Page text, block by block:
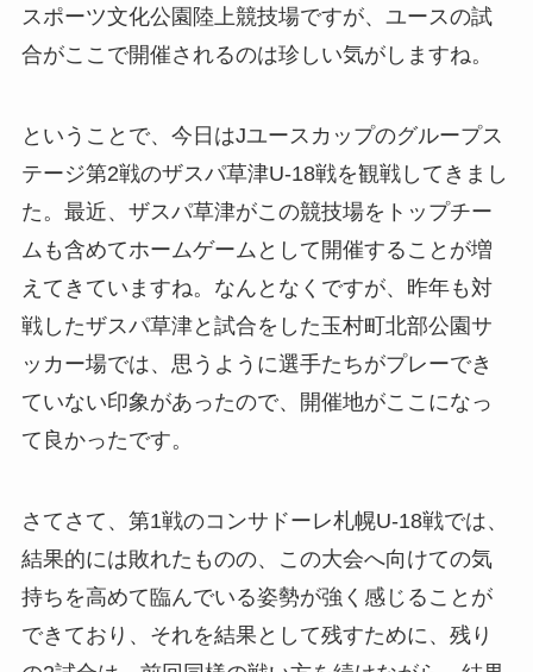
スポーツ文化公園陸上競技場ですが、ユースの試
合がここで開催されるのは珍しい気がしますね。
ということで、今日はJユースカップのグループス
テージ第2戦のザスパ草津U-18戦を観戦してきまし
た。最近、ザスパ草津がこの競技場をトップチー
ムも含めてホームゲームとして開催することが増
えてきていますね。なんとなくですが、昨年も対
戦したザスパ草津と試合をした玉村町北部公園サ
ッカー場では、思うように選手たちがプレーでき
ていない印象があったので、開催地がここになっ
て良かったです。
さてさて、第1戦のコンサドーレ札幌U-18戦では、
結果的には敗れたものの、この大会へ向けての気
持ちを高めて臨んでいる姿勢が強く感じることが
できており、それを結果として残すために、残り